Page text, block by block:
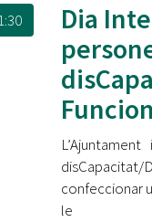
Dia
disCapacitat/
confeccionar
le